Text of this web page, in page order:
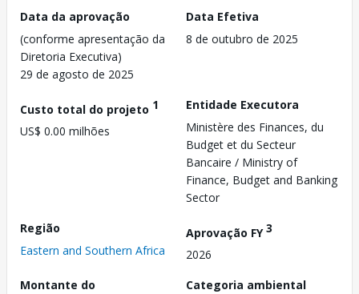
Data da aprovação
(conforme apresentação da
Diretoria Executiva)
29 de agosto de 2025
Data Efetiva
8 de outubro de 2025
Custo total do projeto 1
US$ 0.00 milhões
Entidade Executora
Ministère des Finances, du
Budget et du Secteur
Bancaire / Ministry of
Finance, Budget and Banking
Sector
Região
Eastern and Southern Africa
Aprovação FY3
2026
Montante do
Categoria ambiental